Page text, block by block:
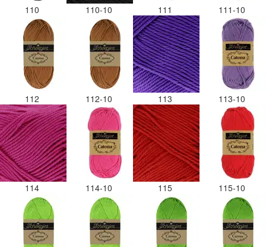
110 110-10 111 111-10
112 112-10 113 113-10
114 114-10 115 115-10